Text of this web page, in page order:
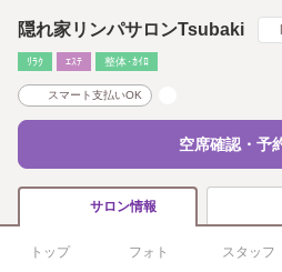
隠れ家リンパサロンTsubaki
ﾘﾗｸ ｴｽﾃ 整体･ｶｲﾛ
スマート支払いOK
空席確認・予
サロン情報
トップ フォト スタッフ